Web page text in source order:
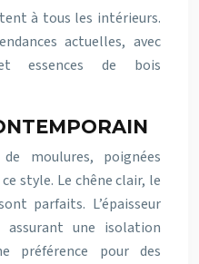
à tous les intérieurs.
actuelles, avec
essences de bois
moulures, poignées
style. Le chêne clair, le
parfaits. L’épaisseur
une isolation
préférence pour des